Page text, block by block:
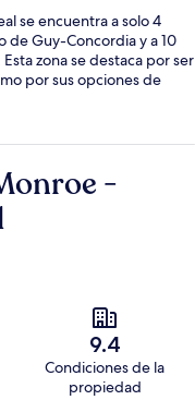
se encuentra a solo 4
de Guy-Concordia y a 10
zona se destaca por ser
por sus opciones de
-
9.4
Condiciones de la
propiedad